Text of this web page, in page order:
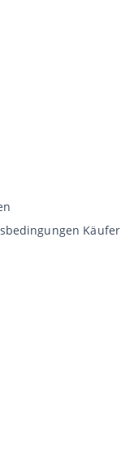
Käufer